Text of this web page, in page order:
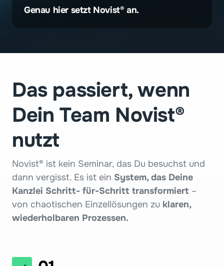
Genau hier setzt Novist® an.
Das passiert, wenn
Dein Team Novist®
nutzt
Novist® ist kein Seminar, das Du besuchst und
dann vergisst. Es ist ein System, das Deine
Kanzlei Schritt- für-Schritt transformiert –
von chaotischen Einzellösungen zu klaren,
wiederholbaren Prozessen.